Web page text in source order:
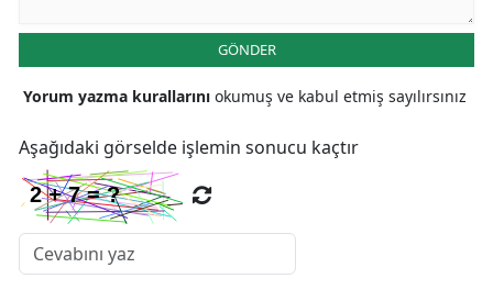
GÖNDER
Yorum yazma kurallarını okumuş ve kabul etmiş sayılırsınız
Aşağıdaki görselde işlemin sonucu kaçtır